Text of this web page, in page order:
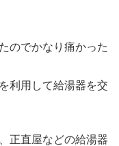
のでかなり痛かった
利用して給湯器を交
正直屋などの給湯器